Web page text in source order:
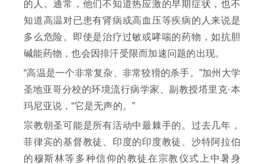
的人。通常，他们不知道热应激的早期症状，也不
知道高温对已患有肾病或高血压等疾病的人来说是
多么危险。即使是治疗过敏或哮喘的药物，如抗胆
碱能药物，也会因排汗受限而加速问题的出现。
“高温是一个非常复杂、非常狡猾的杀手。”加州大学
圣地亚哥分校的环境流行病学家、副教授塔里克·本
玛尼亚说，“它是无声的。”
宗教朝圣可能是所有活动中最棘手的。过去几年，
菲律宾的基督教徒、印度的印度教徒、沙特阿拉伯
的穆斯林等多种信仰的教徒在宗教仪式上中暑身